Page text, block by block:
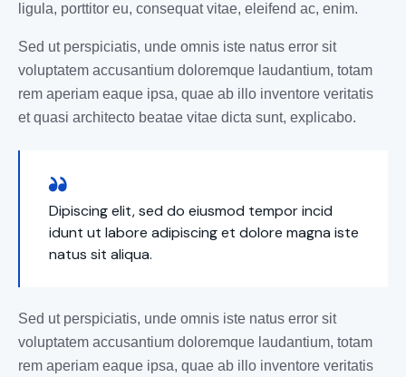
ligula, porttitor eu, consequat vitae, eleifend ac, enim.
Sed ut perspiciatis, unde omnis iste natus error sit
voluptatem accusantium doloremque laudantium, totam
rem aperiam eaque ipsa, quae ab illo inventore veritatis
et quasi architecto beatae vitae dicta sunt, explicabo.
Dipiscing elit, sed do eiusmod tempor incid
idunt ut labore adipiscing et dolore magna iste
natus sit aliqua.
Sed ut perspiciatis, unde omnis iste natus error sit
voluptatem accusantium doloremque laudantium, totam
rem aperiam eaque ipsa, quae ab illo inventore veritatis